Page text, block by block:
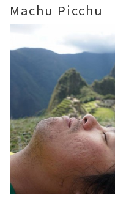
Machu Picchu